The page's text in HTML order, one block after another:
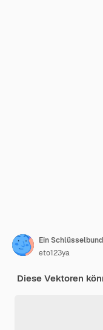
eto123ya
Diese Vektoren